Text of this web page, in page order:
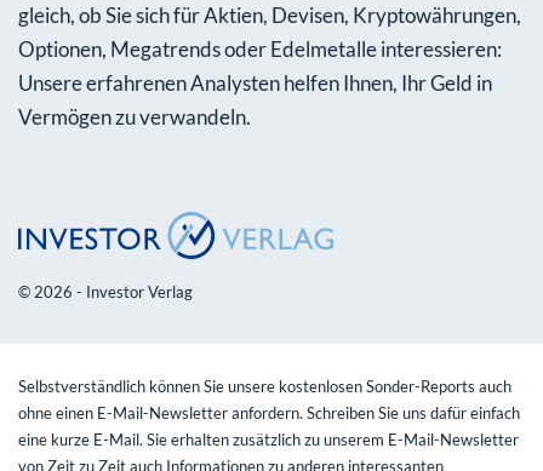
gleich, ob Sie sich für Aktien, Devisen, Kryptowährungen,
Optionen, Megatrends oder Edelmetalle interessieren:
Unsere erfahrenen Analysten helfen Ihnen, Ihr Geld in
Vermögen zu verwandeln.
© 2026 - Investor Verlag
Selbstverständlich können Sie unsere kostenlosen Sonder-Reports auch
ohne einen E-Mail-Newsletter anfordern. Schreiben Sie uns dafür einfach
eine kurze E-Mail. Sie erhalten zusätzlich zu unserem E-Mail-Newsletter
von Zeit zu Zeit auch Informationen zu anderen interessanten